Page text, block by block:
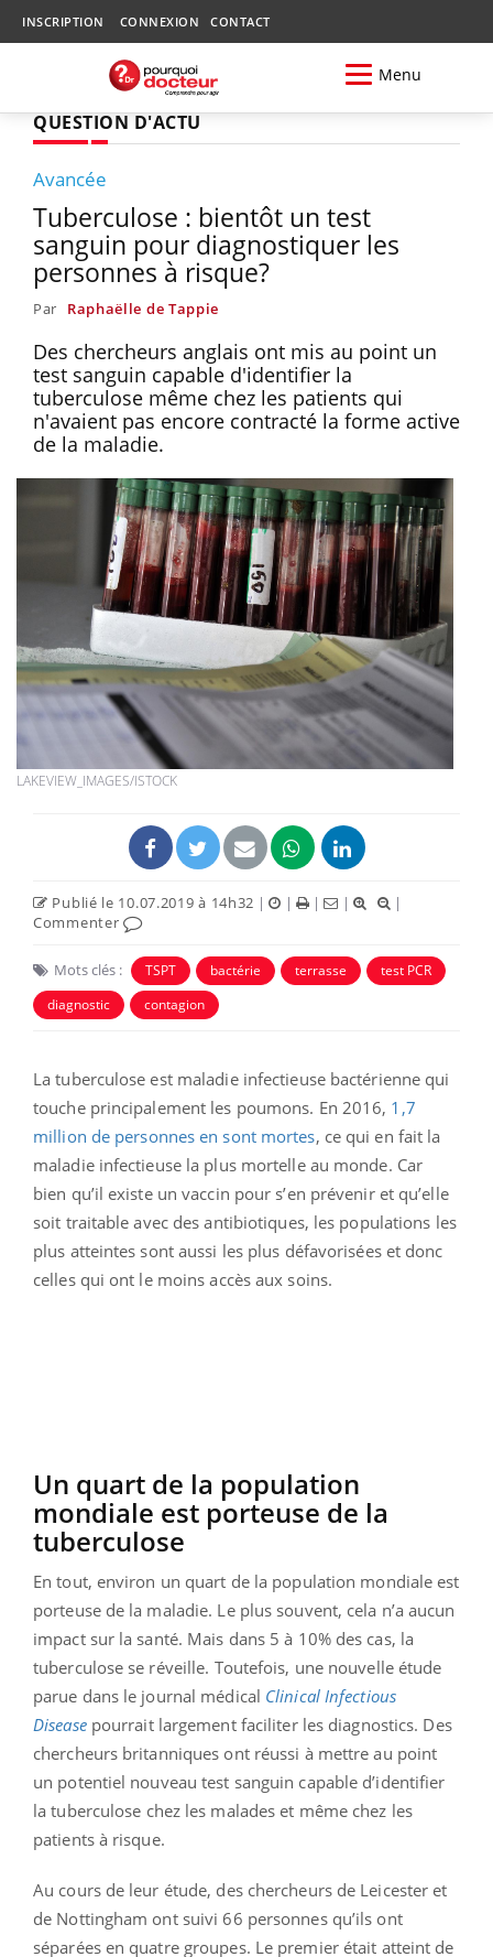
INSCRIPTION CONNEXION CONTACT
Menu
QUESTION D'ACTU
Avancée
Tuberculose : bientôt un test
sanguin pour diagnostiquer les
personnes à risque?
Par Raphaëlle de Tappie
Des chercheurs anglais ont mis au point un
test sanguin capable d'identifier la
tuberculose même chez les patients qui
n'avaient pas encore contracté la forme active
de la maladie.
LAKEVIEW_IMAGES/ISTOCK
Publié le 10.07.2019 à 14h32 | | | |
|
Commenter
Mots clés : TSPT bactérie terrasse
test PCR
diagnostic
contagion
La tuberculose est maladie infectieuse bactérienne qui
touche principalement les poumons. En 2016, 1,7
million de personnes en sont mortes, ce qui en fait la
maladie infectieuse la plus mortelle au monde. Car
bien qu’il existe un vaccin pour s’en prévenir et qu’elle
soit traitable avec des antibiotiques, les populations les
plus atteintes sont aussi les plus défavorisées et donc
celles qui ont le moins accès aux soins.
Un quart de la population
mondiale est porteuse de la
tuberculose
En tout, environ un quart de la population mondiale est
porteuse de la maladie. Le plus souvent, cela n’a aucun
impact sur la santé. Mais dans 5 à 10% des cas, la
tuberculose se réveille. Toutefois, une nouvelle étude
parue dans le journal médical Clinical Infectious
Disease pourrait largement faciliter les diagnostics. Des
chercheurs britanniques ont réussi à mettre au point
un potentiel nouveau test sanguin capable d’identifier
la tuberculose chez les malades et même chez les
patients à risque.
Au cours de leur étude, des chercheurs de Leicester et
de Nottingham ont suivi 66 personnes qu’ils ont
séparées en quatre groupes. Le premier était atteint de